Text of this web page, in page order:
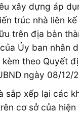
xây dựng áp
trúc nhà liên
trên địa bàn
Ủy ban nhân
kèm theo Quyết
ngày 08/12/
sắp xếp lại các
cơ sở của